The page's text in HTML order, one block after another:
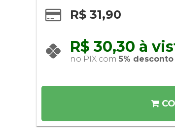
R$ 31,90
R$ 30,30 à
no PIX com 5% desconto